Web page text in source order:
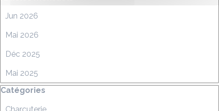
Jun 2026
Mai 2026
Déc 2025
Mai 2025
Sauter le bloc Catégories
Catégories
Charcuterie